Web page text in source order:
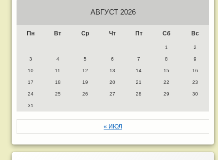
АВГУСТ 2026
Пн Вт Ср Чт Пт Сб Вс
1 2
3 4 5 6 7 8 9
10 11 12 13 14 15 16
17 18 19 20 21 22 23
24 25 26 27 28 29 30
31
« ИЮЛ